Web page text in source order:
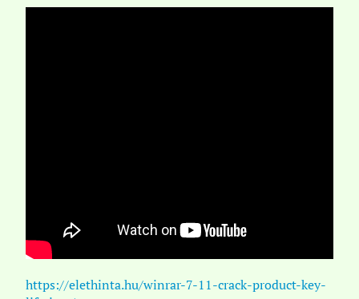
https://elethinta.hu/winrar-7-11-crack-product-key-